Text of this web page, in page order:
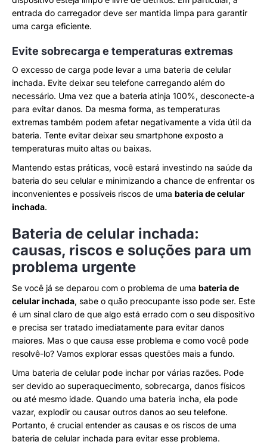
entrada do carregador deve ser mantida limpa para garantir
uma carga eficiente.
Evite sobrecarga e temperaturas extremas
O excesso de carga pode levar a uma bateria de celular
inchada. Evite deixar seu telefone carregando além do
necessário. Uma vez que a bateria atinja 100%, desconecte-a
para evitar danos. Da mesma forma, as temperaturas
extremas também podem afetar negativamente a vida útil da
bateria. Tente evitar deixar seu smartphone exposto a
temperaturas muito altas ou baixas.
Mantendo estas práticas, você estará investindo na saúde da
bateria do seu celular e minimizando a chance de enfrentar os
inconvenientes e possíveis riscos de uma bateria de celular
inchada.
Bateria de celular inchada:
causas, riscos e soluções para um
problema urgente
Se você já se deparou com o problema de uma bateria de
celular inchada, sabe o quão preocupante isso pode ser. Este
é um sinal claro de que algo está errado com o seu dispositivo
e precisa ser tratado imediatamente para evitar danos
maiores. Mas o que causa esse problema e como você pode
resolvê-lo? Vamos explorar essas questões mais a fundo.
Uma bateria de celular pode inchar por várias razões. Pode
ser devido ao superaquecimento, sobrecarga, danos físicos
ou até mesmo idade. Quando uma bateria incha, ela pode
vazar, explodir ou causar outros danos ao seu telefone.
Portanto, é crucial entender as causas e os riscos de uma
bateria de celular inchada para evitar esse problema.